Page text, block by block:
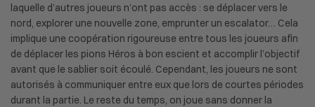
laquelle d’autres joueurs n’ont pas accès : se déplacer vers le
nord, explorer une nouvelle zone, emprunter un escalator… Cela
implique une coopération rigoureuse entre tous les joueurs afin
de déplacer les pions Héros à bon escient et accomplir l’objectif
avant que le sablier soit écoulé. Cependant, les joueurs ne sont
autorisés à communiquer entre eux que lors de courtes périodes
durant la partie. Le reste du temps, on joue sans donner la